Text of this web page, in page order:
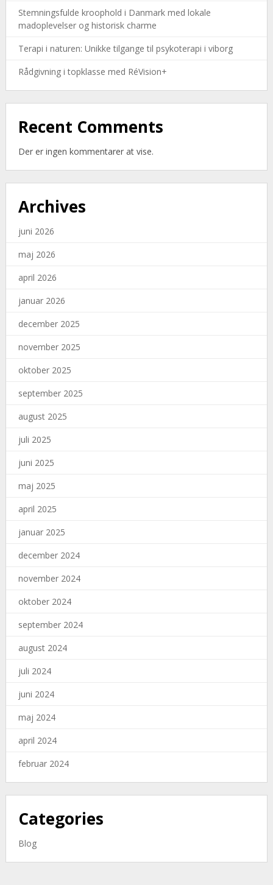
Stemningsfulde kroophold i Danmark med lokale
madoplevelser og historisk charme
Terapi i naturen: Unikke tilgange til psykoterapi i viborg
Rådgivning i topklasse med RéVision+
Recent Comments
Der er ingen kommentarer at vise.
Archives
juni 2026
maj 2026
april 2026
januar 2026
december 2025
november 2025
oktober 2025
september 2025
august 2025
juli 2025
juni 2025
maj 2025
april 2025
januar 2025
december 2024
november 2024
oktober 2024
september 2024
august 2024
juli 2024
juni 2024
maj 2024
april 2024
februar 2024
Categories
Blog